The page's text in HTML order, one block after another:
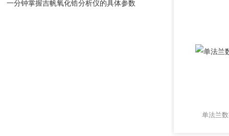
单法兰
一分钟掌握吉帆氧化锆分析仪的具体参数